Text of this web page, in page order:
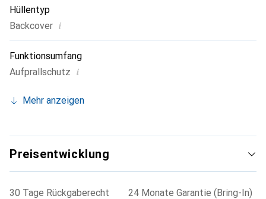
Hüllentyp
Backcover i
Funktionsumfang
Aufprallschutz i
Mehr anzeigen
Preisentwicklung
30 Tage Rückgaberecht
24 Monate Garantie (Bring-In)